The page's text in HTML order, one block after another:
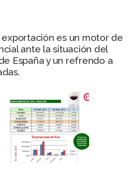
exportación es un motor de
ante la situación del
España y un refrendo a